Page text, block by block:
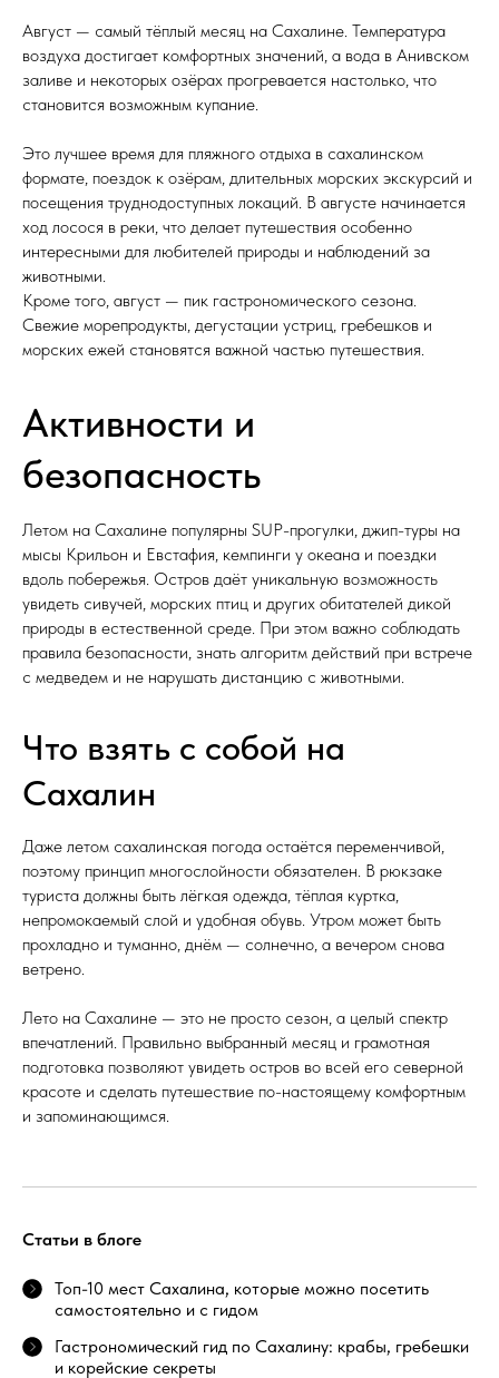
Август — самый тёплый месяц на Сахалине. Температура
воздуха достигает комфортных значений, а вода в Анивском
заливе и некоторых озёрах прогревается настолько, что
становится возможным купание.
Это лучшее время для пляжного отдыха в сахалинском
формате, поездок к озёрам, длительных морских экскурсий и
посещения труднодоступных локаций. В августе начинается
ход лосося в реки, что делает путешествия особенно
интересными для любителей природы и наблюдений за
животными.
Кроме того, август — пик гастрономического сезона.
Свежие морепродукты, дегустации устриц, гребешков и
морских ежей становятся важной частью путешествия.
Активности и
безопасность
Летом на Сахалине популярны SUP-прогулки, джип-туры на
мысы Крильон и Евстафия, кемпинги у океана и поездки
вдоль побережья. Остров даёт уникальную возможность
увидеть сивучей, морских птиц и других обитателей дикой
природы в естественной среде. При этом важно соблюдать
правила безопасности, знать алгоритм действий при встрече
с медведем и не нарушать дистанцию с животными.
Что взять с собой на
Сахалин
Даже летом сахалинская погода остаётся переменчивой,
поэтому принцип многослойности обязателен. В рюкзаке
туриста должны быть лёгкая одежда, тёплая куртка,
непромокаемый слой и удобная обувь. Утром может быть
прохладно и туманно, днём — солнечно, а вечером снова
ветрено.
Лето на Сахалине — это не просто сезон, а целый спектр
впечатлений. Правильно выбранный месяц и грамотная
подготовка позволяют увидеть остров во всей его северной
красоте и сделать путешествие по-настоящему комфортным
и запоминающимся.
Статьи в блоге
Топ-10 мест Сахалина, которые можно посетить
самостоятельно и с гидом
Гастрономический гид по Сахалину: крабы, гребешки
и корейские секреты